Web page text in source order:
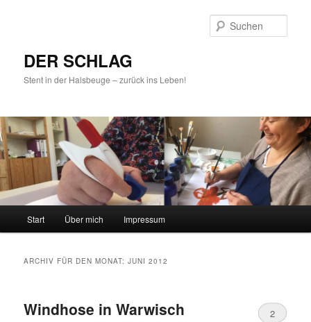
DER SCHLAG
Stent in der Halsbeuge – zurück ins Leben!
Zum
Zum
wechseln
Start Über mich Impressum
ARCHIV FÜR DEN MONAT:JUNI 2012
Windhose in Warwisch 2